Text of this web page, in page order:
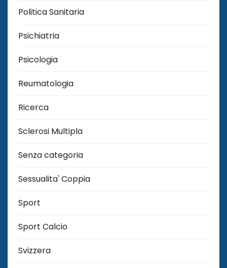
Politica Sanitaria
Psichiatria
Psicologia
Reumatologia
Ricerca
Sclerosi Multipla
Senza categoria
Sessualita' Coppia
Sport
Sport Calcio
Svizzera